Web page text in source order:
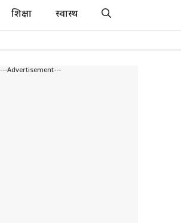
शिक्षा स्वास्थ
---Advertisement---